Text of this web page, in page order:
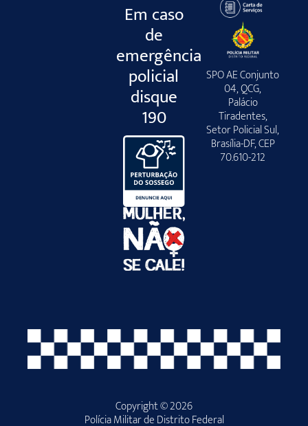
Em caso
de
emergência
policial
disque
190
SPO AE Conjunto
04, QCG,
Palácio
Tiradentes,
Setor Policial Sul,
Brasília-DF, CEP
70.610-212
Copyright © 2026
Polícia Militar de Distrito Federal